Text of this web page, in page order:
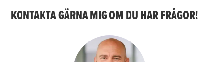
KONTAKTA GÄRNA MIG OM DU HAR FRÅGOR!